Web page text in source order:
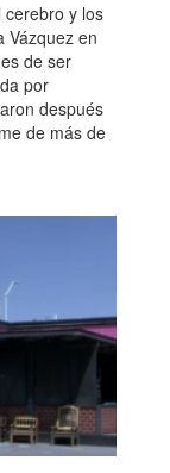
cerebro y los
Vázquez en
de ser
por
después
de más de